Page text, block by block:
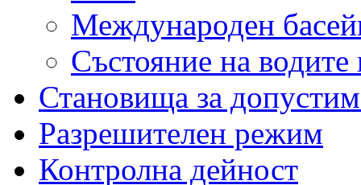
Международен
Състояние на водите
Становища за
Разрешителен режим
Контролна дейност